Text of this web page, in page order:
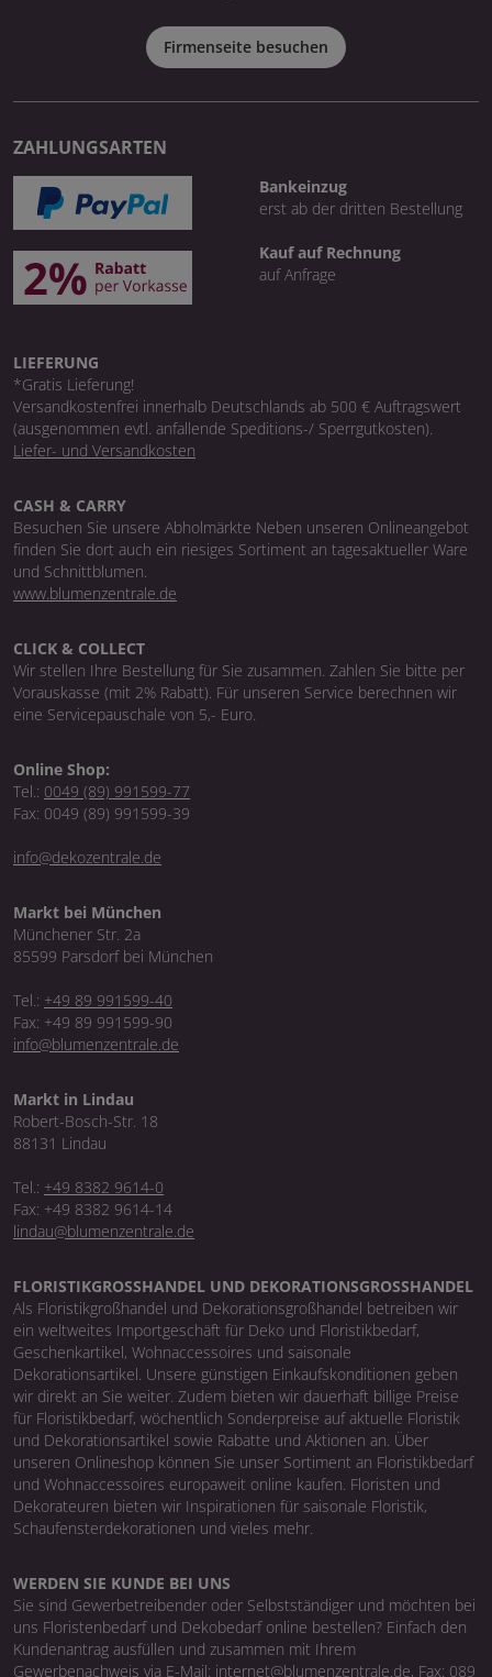
Firmenseite besuchen
ZAHLUNGSARTEN
Bankeinzug
erst ab der dritten Bestellung
Kauf auf Rechnung
auf Anfrage
LIEFERUNG
*Gratis Lieferung!
Versandkostenfrei innerhalb Deutschlands ab 500 € Auftragswert
(ausgenommen evtl. anfallende Speditions-/ Sperrgutkosten).
Liefer- und Versandkosten
CASH & CARRY
Besuchen Sie unsere Abholmärkte Neben unseren Onlineangebot
finden Sie dort auch ein riesiges Sortiment an tagesaktueller Ware
und Schnittblumen.
www.blumenzentrale.de
CLICK & COLLECT
Wir stellen Ihre Bestellung für Sie zusammen. Zahlen Sie bitte per
Vorauskasse (mit 2% Rabatt). Für unseren Service berechnen wir
eine Servicepauschale von 5,- Euro.
Online Shop:
Tel.: 0049 (89) 991599-77
Fax: 0049 (89) 991599-39
info@dekozentrale.de
Markt bei München
Münchener Str. 2a
85599 Parsdorf bei München
Tel.: +49 89 991599-40
Fax: +49 89 991599-90
info@blumenzentrale.de
Markt in Lindau
Robert-Bosch-Str. 18
88131 Lindau
Tel.: +49 8382 9614-0
Fax: +49 8382 9614-14
lindau@blumenzentrale.de
FLORISTIKGROSSHANDEL UND DEKORATIONSGROSSHANDEL
Als Floristikgroßhandel und Dekorationsgroßhandel betreiben wir
ein weltweites Importgeschäft für Deko und Floristikbedarf,
Geschenkartikel, Wohnaccessoires und saisonale
Dekorationsartikel. Unsere günstigen Einkaufskonditionen geben
wir direkt an Sie weiter. Zudem bieten wir dauerhaft billige Preise
für Floristikbedarf, wöchentlich Sonderpreise auf aktuelle Floristik
und Dekorationsartikel sowie Rabatte und Aktionen an. Über
unseren Onlineshop können Sie unser Sortiment an Floristikbedarf
und Wohnaccessoires europaweit online kaufen. Floristen und
Dekorateuren bieten wir Inspirationen für saisonale Floristik,
Schaufensterdekorationen und vieles mehr.
WERDEN SIE KUNDE BEI UNS
Sie sind Gewerbetreibender oder Selbstständiger und möchten bei
uns Floristenbedarf und Dekobedarf online bestellen? Einfach den
Kundenantrag ausfüllen und zusammen mit Ihrem
Gewerbenachweis via E-Mail: internet@blumenzentrale.de, Fax: 089